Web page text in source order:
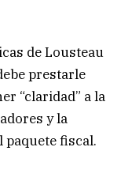
de Lousteau
prestarle
“claridad” a la
y la
paquete fiscal.